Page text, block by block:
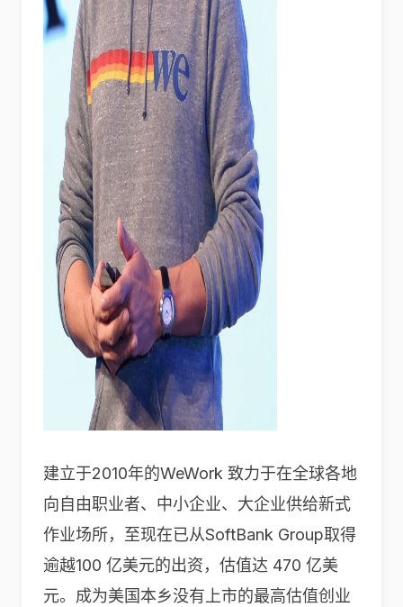
建立于2010年的WeWork 致力于在全球各地
向自由职业者、中小企业、大企业供给新式
作业场所，至现在已从SoftBank Group取得
逾越100 亿美元的出资，估值达 470 亿美
元。成为美国本乡没有上市的最高估值创业